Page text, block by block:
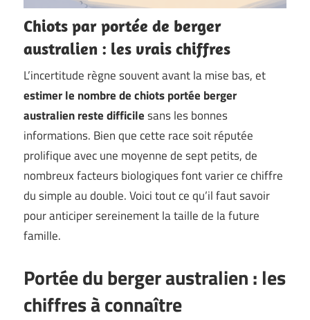
Chiots par portée de berger
australien : les vrais chiffres
L’incertitude règne souvent avant la mise bas, et
estimer le nombre de chiots portée berger
australien reste difficilesans les bonnes
informations. Bien que cette race soit réputée
prolifique avec une moyenne de sept petits, de
nombreux facteurs biologiques font varier ce chiffre
du simple au double. Voici tout ce qu’il faut savoir
pour anticiper sereinement la taille de la future
famille.
Portée du berger australien : les
chiffres à connaître